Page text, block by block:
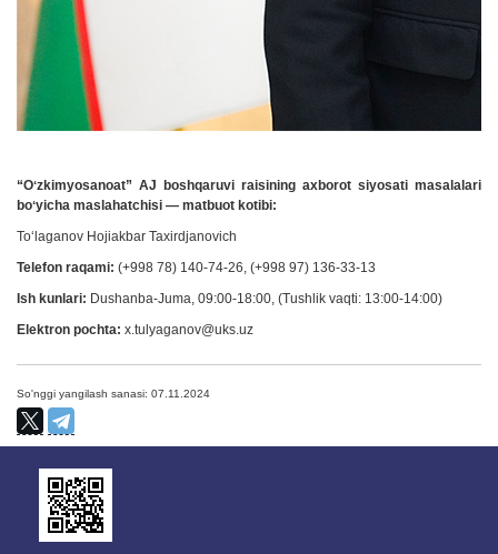
“Oʻzkimyosanoat” AJ boshqaruvi raisining axborot siyosati masalalari
boʻyicha maslahatchisi — matbuot kotibi:
Toʻlaganov Hojiakbar Taxirdjanovich
Telefon raqami: (+998 78) 140-74-26, (+998 97) 136-33-13
Ish kunlari: Dushanba-Juma, 09:00-18:00, (Tushlik vaqti: 13:00-14:00)
Elektron pochta: x.tulyaganov@uks.uz
So'nggi yangilash sanasi: 07.11.2024